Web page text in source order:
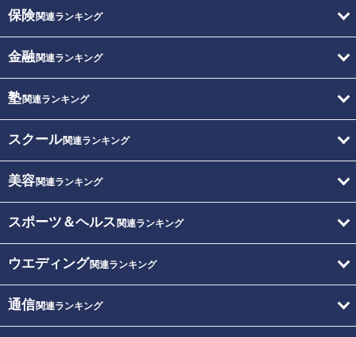
保険関連ランキング
金融関連ランキング
塾関連ランキング
スクール関連ランキング
美容関連ランキング
スポーツ＆ヘルス 関連ランキング
ウエディング関連ランキング
通信関連ランキング